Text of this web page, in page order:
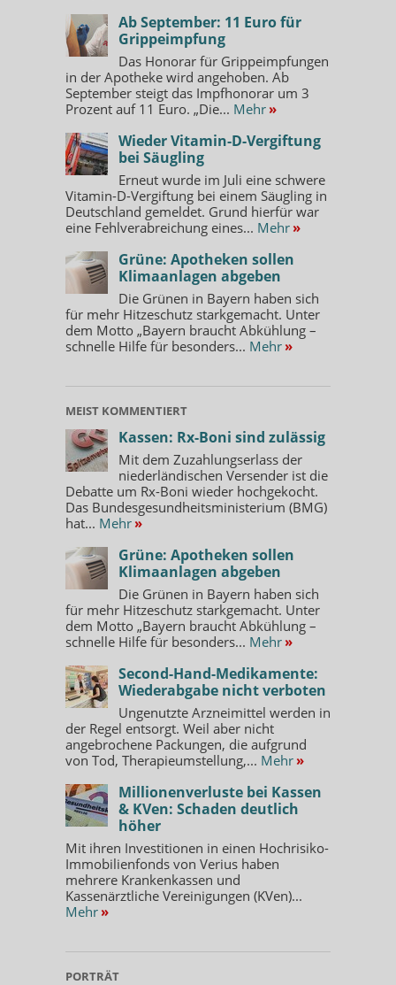
Ab September: 11 Euro für
Grippeimpfung
Das Honorar für Grippeimpfungen
in der Apotheke wird angehoben. Ab
September steigt das Impfhonorar um 3
Prozent auf 11 Euro. „Die... Mehr »
Wieder Vitamin-D-Vergiftung
bei Säugling
Erneut wurde im Juli eine schwere
Vitamin-D-Vergiftung bei einem Säugling in
Deutschland gemeldet. Grund hierfür war
eine Fehlverabreichung eines... Mehr »
Grüne: Apotheken sollen
Klimaanlagen abgeben
Die Grünen in Bayern haben sich
für mehr Hitzeschutz starkgemacht. Unter
dem Motto „Bayern braucht Abkühlung –
schnelle Hilfe für besonders... Mehr »
MEIST KOMMENTIERT
Kassen: Rx-Boni sind zulässig
Mit dem Zuzahlungserlass der
niederländischen Versender ist die
Debatte um Rx-Boni wieder hochgekocht.
Das Bundesgesundheitsministerium (BMG)
hat... Mehr »
Grüne: Apotheken sollen
Klimaanlagen abgeben
Die Grünen in Bayern haben sich
für mehr Hitzeschutz starkgemacht. Unter
dem Motto „Bayern braucht Abkühlung –
schnelle Hilfe für besonders... Mehr »
Second-Hand-Medikamente:
Wiederabgabe nicht verboten
Ungenutzte Arzneimittel werden in
der Regel entsorgt. Weil aber nicht
angebrochene Packungen, die aufgrund
von Tod, Therapieumstellung,... Mehr »
Millionenverluste bei Kassen
& KVen: Schaden deutlich
höher
Mit ihren Investitionen in einen Hochrisiko-
Immobilienfonds von Verius haben
mehrere Krankenkassen und
Kassenärztliche Vereinigungen (KVen)...
Mehr »
PORTRÄT